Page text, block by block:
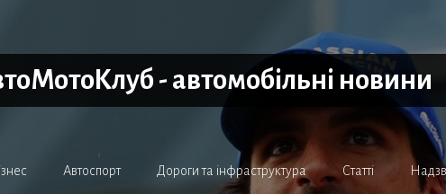
- автомобільні новини
Автоспорт Дороги та інфраструктура Статті